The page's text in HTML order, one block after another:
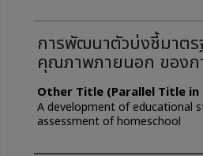
การพัฒนาตัวบ่งชี้มาตร
คุณภาพภายนอก ของก
Other Title (Parallel Title in
A development of educational
assessment of homeschool